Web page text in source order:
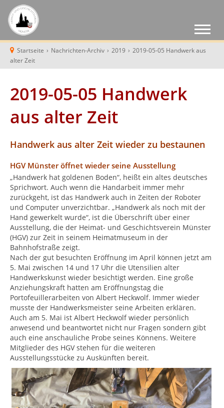
Startseite › Nachrichten-Archiv › 2019 › 2019-05-05 Handwerk aus
alter Zeit
2019-05-05 Handwerk
aus alter Zeit
Handwerk aus alter Zeit wieder zu bestaunen
HGV Münster öffnet wieder seine Ausstellung
„Handwerk hat goldenen Boden“, heißt ein altes deutsches
Sprichwort. Auch wenn die Handarbeit immer mehr
zurückgeht, ist das Handwerk auch in Zeiten der Roboter
und Computer unverzichtbar. „Handwerk als noch mit der
Hand gewerkelt wurde“, ist die Überschrift über einer
Ausstellung, die der Heimat- und Geschichtsverein Münster
(HGV) zur Zeit in seinem Heimatmuseum in der
Bahnhofstraße zeigt.
Nach der gut besuchten Eröffnung im April können jetzt am
5. Mai zwischen 14 und 17 Uhr die Utensilien alter
Handwerkskunst wieder besichtigt werden. Eine große
Anziehungskraft hatten am Eröffnungstag die
Portofeuillerarbeiten von Albert Heckwolf. Immer wieder
musste der Handwerksmeister seine Arbeiten erklären.
Auch am 5. Mai ist Albert Heckwolf wieder persönlich
anwesend und beantwortet nicht nur Fragen sondern gibt
auch eine anschauliche Probe seines Könnens. Weitere
Mitglieder des HGV stehen für die weiteren
Ausstellungsstücke zu Auskünften bereit.